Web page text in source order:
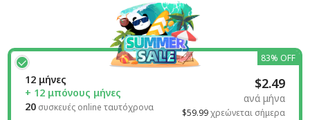
12 μήνες
+ 12 μπόνους μήνες
20 συσκευές online ταυτόχρονα
$2.49
ανά μήνα
$59.99χρεώνεται σήμερα
83% OFF